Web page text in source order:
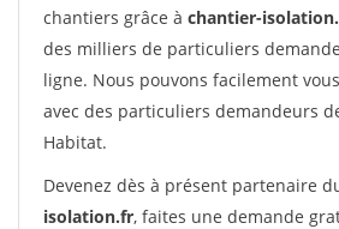
chantiers grâce à chantier-
des milliers de particuliers
ligne. Nous pouvons facilement
avec des particuliers demandeurs
Habitat.
Devenez dès à présent partenaire
isolation.fr, faites une demande